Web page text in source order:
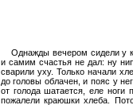
Однажды вечером сидели у
и самим счастья не дал: ну
сварили уху. Только начали
до головы облачен, и пояс у
от голода шатается, еле ноги
пожалели краюшки хлеба.